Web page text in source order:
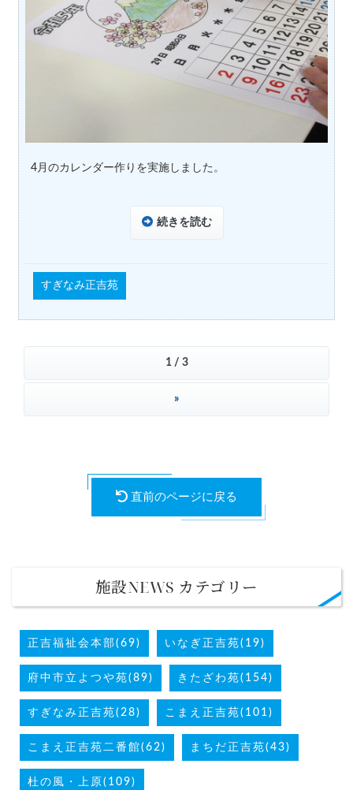
4月のカレンダー作りを実施しました。
続きを読む
すぎなみ正吉苑
1 / 3
»
直前のページに戻る
施設NEWS カテゴリー
正吉福祉会本部(69) いなぎ正吉苑(19)
府中市立よつや苑(89) きたざわ苑(154)
すぎなみ正吉苑(28) こまえ正吉苑(101)
こまえ正吉苑二番館(62) まちだ正吉苑(43)
杜の風・上原(109)